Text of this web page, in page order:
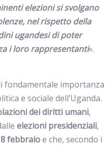
elezioni si svolgano
nel rispetto della
ugandesi di poter
i loro rappresentanti».
fondamentale importanza
e sociale dell’Uganda.
dei diritti umani,
elezioni presidenziali,
febbraioe che, secondo i